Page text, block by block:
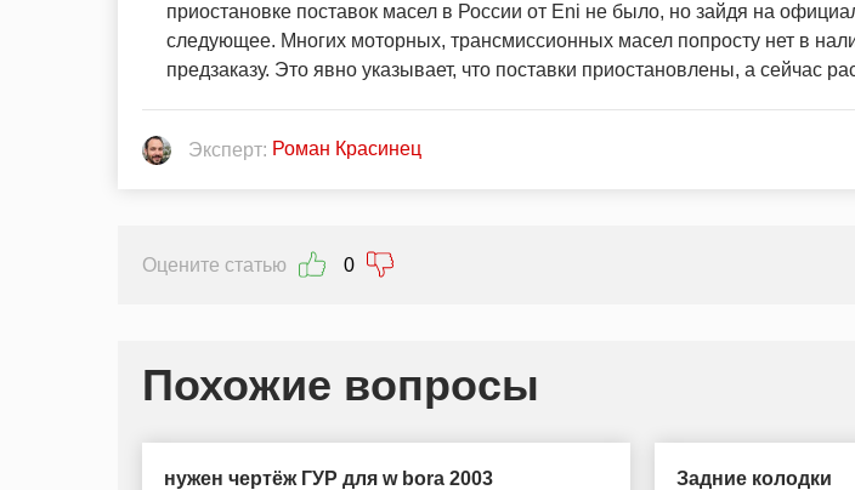
приостановке поставок масел в России от Eni не было, но зайдя на
следующее. Многих моторных, трансмиссионных масел попросту нет в
предзаказу. Это явно указывает, что поставки приостановлены, а сейчас
Эксперт: Роман Красинец
Оцените статью 0
Похожие вопросы
нужен чертёж ГУР для w bora 2003
Задние колодки